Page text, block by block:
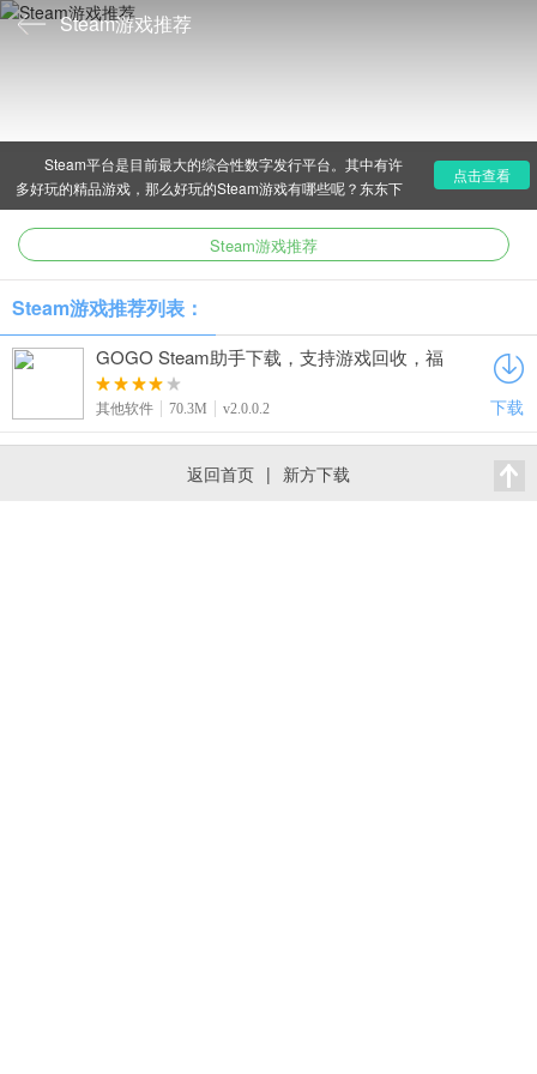
Steam游戏推荐
Steam平台是目前最大的综合性数字发行平台。其中有许
多好玩的精品游戏，那么好玩的Steam游戏有哪些呢？东东下
载为大家带来好玩的Steam游戏推荐。
点击查看
Steam游戏推荐
Steam游戏推荐列表：
GOGO Steam助手下载，支持游戏回收，福
利超丰厚
其他软件 70.3M v2.0.0.2 下载
返回首页 | 新方下载